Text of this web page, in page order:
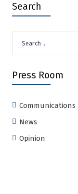
Search
for:
Press Room
Communications
News
Opinion